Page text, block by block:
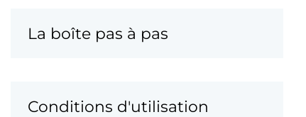
La boîte pas à pas
Conditions d'utilisation